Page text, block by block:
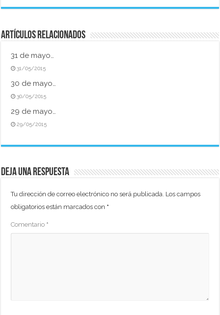
Artículos relacionados
31 de mayo…
31/05/2015
30 de mayo…
30/05/2015
29 de mayo…
29/05/2015
Deja una respuesta
Tu dirección de correo electrónico no será publicada. Los campos
obligatorios están marcados con *
Comentario *